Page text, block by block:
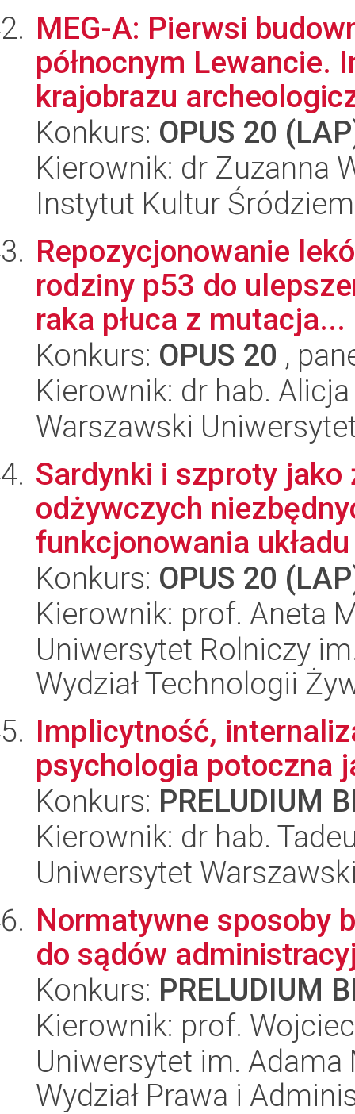
MEG-A: Pierwsi
północnym Lewancie.
krajobrazu
Konkurs: OPUS 20
Kierownik: dr Zuzanna
Instytut Kultur
Repozycjonowanie
rodziny p53 do
raka płuca z mutacja...
Konkurs: OPUS 20 ,
Kierownik: dr hab.
Warszawski
Sardynki i szproty jako
odżywczych
funkcjonowania
Konkurs: OPUS 20
Kierownik: prof. Aneta
Uniwersytet Rolniczy
Wydział Technologii
Implicytność,
psychologia potoczna
Konkurs: PRELUDIUM
Kierownik: dr hab.
Uniwersytet
Normatywne sposoby
do sądów
Konkurs: PRELUDIUM
Kierownik: prof.
Uniwersytet im.
Wydział Prawa i